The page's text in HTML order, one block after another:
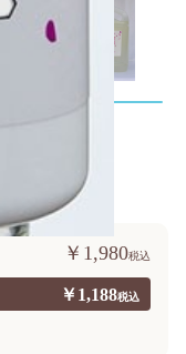
ー 200ml
￥1,188
￥1,980